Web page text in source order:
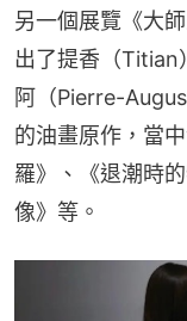
另一個展覽《大
出了提香（Titian
阿（Pierre-
的油畫原作，當
羅》、《退潮時
像》等。